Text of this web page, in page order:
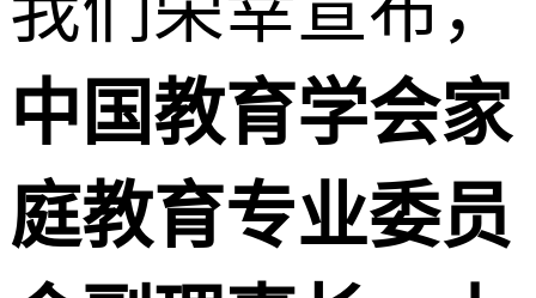
中国教育学会家
庭教育专业委员